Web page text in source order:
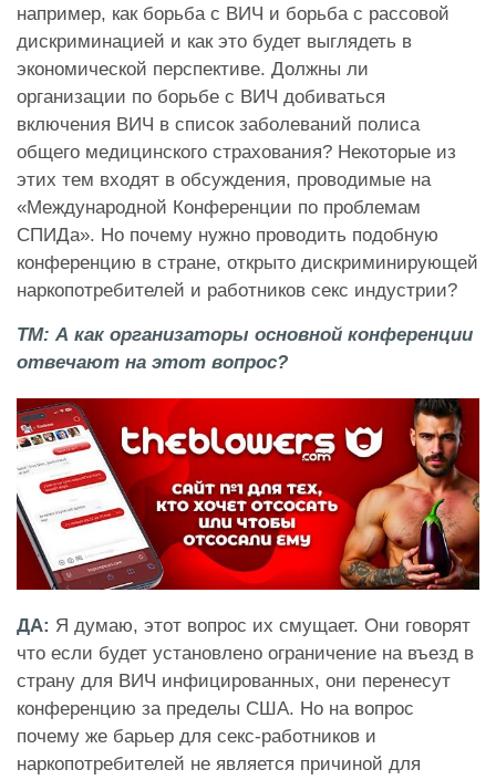
например, как борьба с ВИЧ и борьба с рассовой
дискриминацией и как это будет выглядеть в
экономической перспективе. Должны ли
организации по борьбе с ВИЧ добиваться
включения ВИЧ в список заболеваний полиса
общего медицинского страхования? Некоторые из
этих тем входят в обсуждения, проводимые на
«Международной Конференции по проблемам
СПИДа». Но почему нужно проводить подобную
конференцию в стране, открыто дискриминирующей
наркопотребителей и работников секс индустрии?
ТМ: А как организаторы основной конференции
отвечают на этот вопрос?
ДА: Я думаю, этот вопрос их смущает. Они говорят
что если будет установлено ограничение на въезд в
страну для ВИЧ инфицированных, они перенесут
конференцию за пределы США. Но на вопрос
почему же барьер для секс-работников и
наркопотребителей не является причиной для